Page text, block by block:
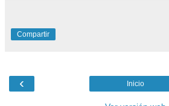
Compartir
‹ Inicio